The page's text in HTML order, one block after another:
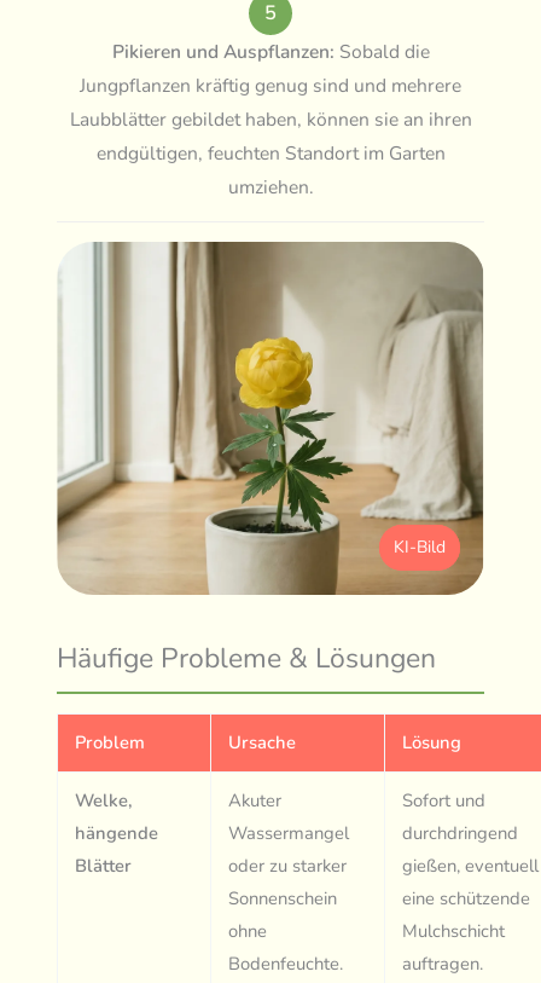
5
Pikieren und Auspflanzen: Sobald die
Jungpflanzen kräftig genug sind und mehrere
Laubblätter gebildet haben, können sie an ihren
endgültigen, feuchten Standort im Garten
umziehen.
KI-Bild
Häufige Probleme & Lösungen
Problem Ursache Lösung
Welke,
hängende
Blätter
Akuter
Wassermangel
oder zu starker
Sonnenschein
ohne
Bodenfeuchte.
Sofort und
durchdringend
gießen, eventuell
eine schützende
Mulchschicht
auftragen.